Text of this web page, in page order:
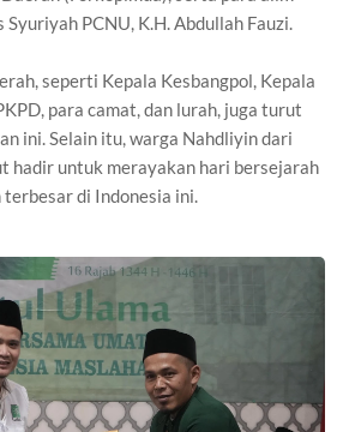
PCNU, K.H. Abdullah Fauzi.
seperti Kepala Kesbangpol, Kepala
para camat, dan lurah, juga turut
ini. Selain itu, warga Nahdliyin dari
hadir untuk merayakan hari bersejarah
di Indonesia ini.